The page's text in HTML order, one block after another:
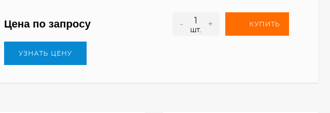
Цена по запросу -
шт.
+ КУПИТЬ
УЗНАТЬ ЦЕНУ